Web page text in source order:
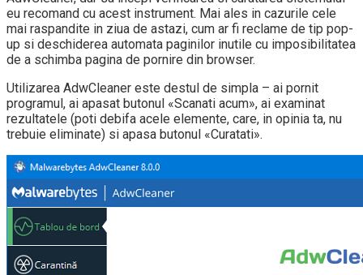
eu recomand cu acest instrument. Mai ales in cazurile cele
mai raspandite in ziua de astazi, cum ar fi reclame de tip pop-
up si deschiderea automata paginilor inutile cu imposibilitatea
de a schimba pagina de pornire din browser.
Utilizarea AdwCleaner este destul de simpla – ai pornit
programul, ai apasat butonul «Scanati acum», ai examinat
rezultatele (poti debifa acele elemente, care, in opinia ta, nu
trebuie eliminate) si apasa butonul «Curatati».